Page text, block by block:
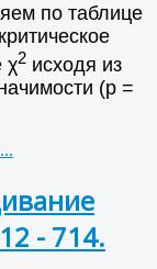
по таблице
χ2 исходя из
(р =
- 714.